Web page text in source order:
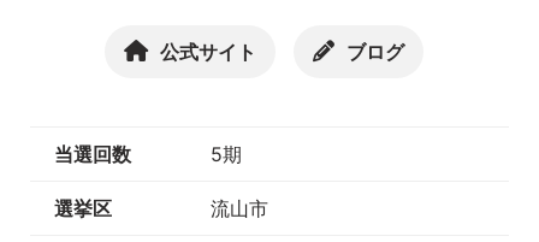
公式サイト ブログ
当選回数 5期
選挙区 流山市